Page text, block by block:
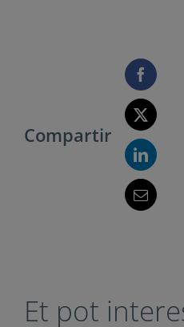
Compartir
Et pot